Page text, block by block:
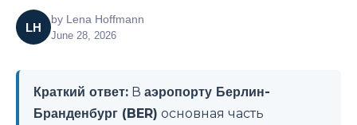
LH
by Lena Hoffmann
June 28, 2026
Краткий ответ: В аэропорту Берлин-
Бранденбург (BER) основная часть